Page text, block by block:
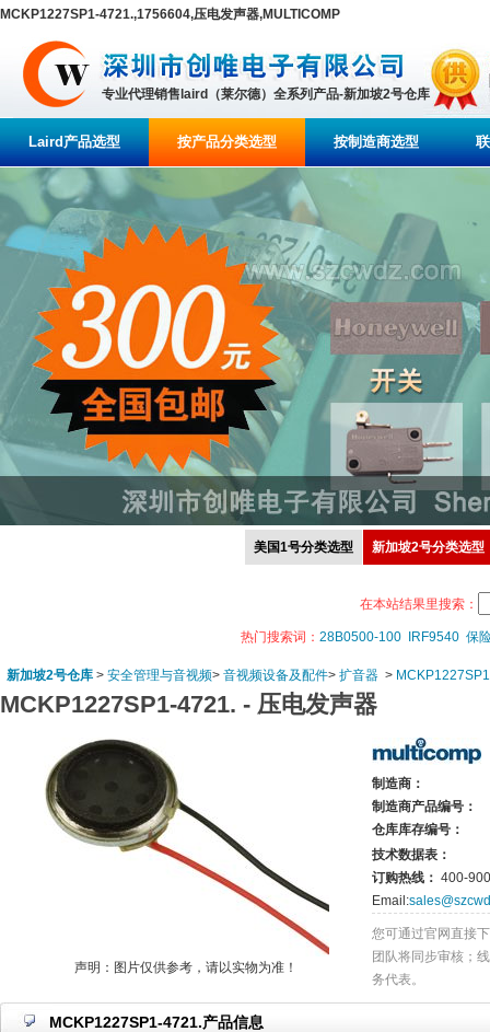
MCKP1227SP1-4721.,1756604,压电发声器,MULTICOMP
专业代理销售laird（莱尔德）全系列产品-新加坡2号仓库
Laird产品选型 按产品分类选型 按制造商选型
美国1号分类选型 新加坡2号分类选型
在本站结果里搜索：
热门搜索词： 28B0500-100 IRF9540 保
新加坡2号仓库 > 安全管理与音视频> 音视频设备及配件> 扩音器 >
MCKP1227SP1-4721. - 压电发声器
声明：图片仅供参考，请以实物为准！
制造商：
制造商产品编号：
仓库库存编号：
技术数据表：
订购热线： 400-
Email:
您可通过官网直接
团队将同步审核；
务代表。
MCKP1227SP1-4721.产品信息